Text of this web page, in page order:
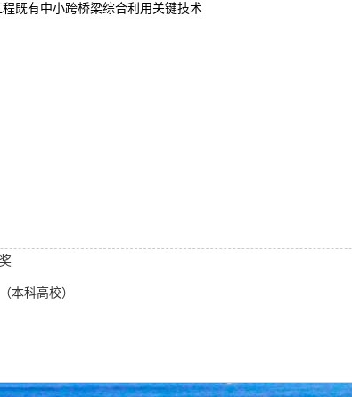
既有中小跨桥梁综合利用关键技术
本科高校）